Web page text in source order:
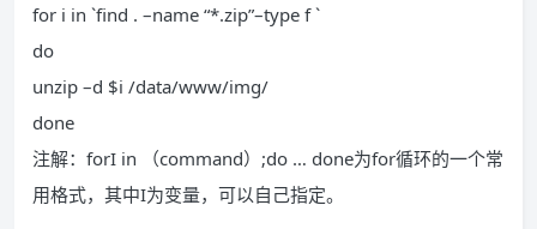
for i in `find . –name “*.zip”–type f `
do
unzip –d $i /data/www/img/
done
注解：forI in （command）;do … done为for循环的一个常
用格式，其中I为变量，可以自己指定。